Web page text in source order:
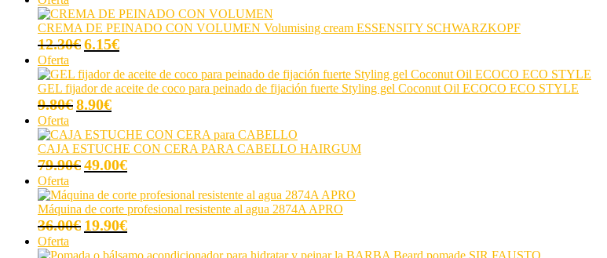
original
era:
37.45€.
actual
es:
31.80€.
en
oferta
CREMA DE PEINADO CON VOLUMEN Volumising cream ESSENSITY SCHWARZKOPF
12.30€ El
precio
original
era:
12.30€.
6.15€El
precio
actual
es:
6.15€.
Oferta
en
oferta
GEL fijador de aceite de coco para peinado de fijación fuerte Styling gel Coconut Oil ECOCO ECO STYLE
9.80€ El
precio
original
era:
9.80€.
8.90€El
precio
actual
es:
8.90€.
Oferta
en
oferta
CAJA ESTUCHE CON CERA PARA CABELLO HAIRGUM
79.90€ El
precio
original
era:
79.90€.
49.00€El
precio
actual
es:
49.00€.
Oferta
en
oferta
Máquina de corte profesional resistente al agua 2874A APRO
36.00€ El
precio
original
19.90€El
precio
actual
Oferta
en